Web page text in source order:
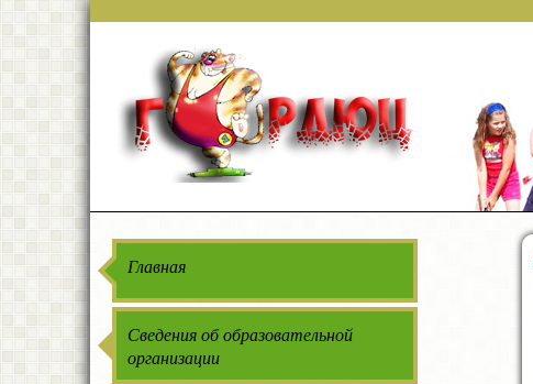
Главная
Сведения об образовательной
организации